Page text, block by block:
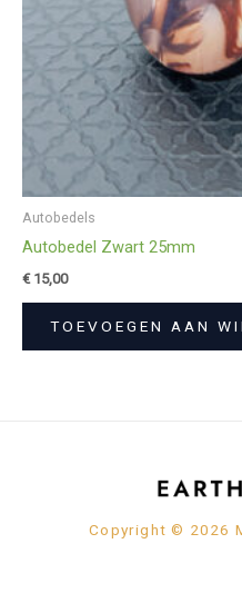
Autobedels
Autobedel Zwart 25mm
€15,00
TOEVOEGEN AAN
Copyright © 2026